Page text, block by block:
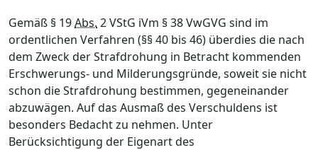
Gemäß § 19Abs. 2 VStG iVm § 38 VwGVG sind im
ordentlichen Verfahren (§§ 40 bis 46) überdies die nach
dem Zweck der Strafdrohung in Betracht kommenden
Erschwerungs- und Milderungsgründe, soweit sie nicht
schon die Strafdrohung bestimmen, gegeneinander
abzuwägen. Auf das Ausmaß des Verschuldens ist
besonders Bedacht zu nehmen. Unter
Berücksichtigung der Eigenart des